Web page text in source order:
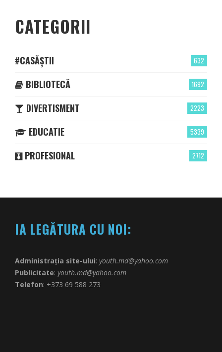
CATEGORII
632
#CASĂȘTII
1692
BIBLIOTECĂ
2223
DIVERTISMENT
5339
EDUCATIE
2712
PROFESIONAL
IA LEGĂTURA CU NOI:
Administrația site-ului: youth.md@yahoo.com
Publicitate: youth.md@yahoo.com
Telefon: +373 69 588 273